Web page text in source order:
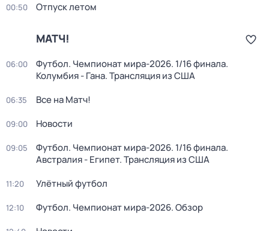
00:50 Отпуск летом
МАТЧ!
06:00
Футбол. Чемпионат мира-2026. 1/16 финала.
Колумбия - Гана. Трансляция из США
06:35 Все на Матч!
09:00 Новости
09:05
Футбол. Чемпионат мира-2026. 1/16 финала.
Австралия - Египет. Трансляция из США
11:20 Улётный футбол
12:10 Футбол. Чемпионат мира-2026. Обзор